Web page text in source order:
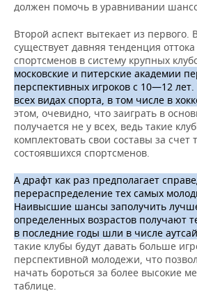
должен помочь в уравнивании
Второй аспект вытекает из первого.
существует давняя тенденция
спортсменов в систему крупных
московские и питерские академии
перспективных игроков с 10—12
всех видах спорта, в том числе в
этом, очевидно, что заиграть в
получается не у всех, ведь такие
комплектовать свои составы за счет
состоявшихся спортсменов.
А драфт как раз предполагает
перераспределение тех самых
Наивысшие шансы заполучить
определенных возрастов получают
в последние годы шли в числе
такие клубы будут давать больше
перспективной молодежи, что
начать бороться за более высокие
таблице.